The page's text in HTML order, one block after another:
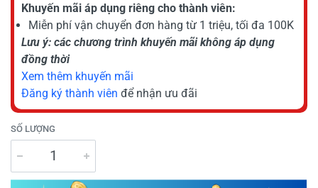
Khuyến mãi áp dụng riêng cho thành viên:
Miễn phí vận chuyển đơn hàng từ 1 triệu, tối đa 100K
Lưu ý: các chương trình khuyến mãi không áp dụng
đồng thời
Xem thêm khuyến mãi
Đăng ký thành viên để nhận ưu đãi
SỐ LƯỢNG